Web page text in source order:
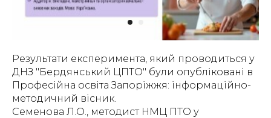
Результати експеримента, який проводиться у
ДНЗ "Бердянський ЦПТО" були опубліковані в
Професійна освіта Запоріжжя: інформаційно-
методичний вісник.
Семенова Л.О., методист НМЦ ПТО у